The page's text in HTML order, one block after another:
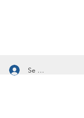
Se connecter